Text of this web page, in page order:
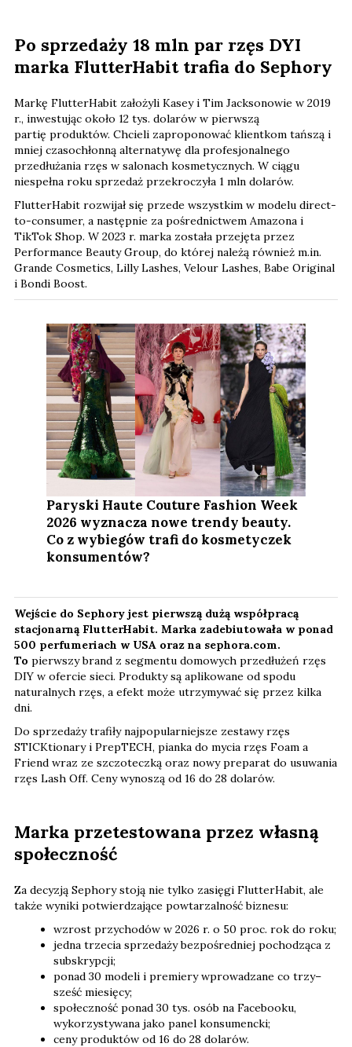
Po sprzedaży 18 mln par rzęs DYI
marka FlutterHabit trafia do Sephory
Markę FlutterHabit założyli Kasey i Tim Jacksonowie w 2019
r., inwestując około 12 tys. dolarów w pierwszą
partię produktów. Chcieli zaproponować klientkom tańszą i
mniej czasochłonną alternatywę dla profesjonalnego
przedłużania rzęs w salonach kosmetycznych. W ciągu
niespełna roku sprzedaż przekroczyła 1 mln dolarów.
FlutterHabit rozwijał się przede wszystkim w modelu direct-
to-consumer, a następnie za pośrednictwem Amazona i
TikTok Shop. W 2023 r. marka została przejęta przez
Performance Beauty Group, do której należą również m.in.
Grande Cosmetics, Lilly Lashes, Velour Lashes, Babe Original
i Bondi Boost.
Paryski Haute Couture Fashion Week
2026 wyznacza nowe trendy beauty.
Co z wybiegów trafi do kosmetyczek
konsumentów?
Wejście do Sephory jest pierwszą dużą współpracą
stacjonarną FlutterHabit. Marka zadebiutowała w ponad
500 perfumeriach w USA oraz na sephora.com.
To pierwszy brand z segmentu domowych przedłużeń rzęs
DIY w ofercie sieci. Produkty są aplikowane od spodu
naturalnych rzęs, a efekt może utrzymywać się przez kilka
dni.
Do sprzedaży trafiły najpopularniejsze zestawy rzęs
STICKtionary i PrepTECH, pianka do mycia rzęs Foam a
Friend wraz ze szczoteczką oraz nowy preparat do usuwania
rzęs Lash Off. Ceny wynoszą od 16 do 28 dolarów.
Marka przetestowana przez własną
społeczność
Za decyzją Sephory stoją nie tylko zasięgi FlutterHabit, ale
także wyniki potwierdzające powtarzalność biznesu:
wzrost przychodów w 2026 r. o 50 proc. rok do roku;
jedna trzecia sprzedaży bezpośredniej pochodząca z
subskrypcji;
ponad 30 modeli i premiery wprowadzane co trzy–
sześć miesięcy;
społeczność ponad 30 tys. osób na Facebooku,
wykorzystywana jako panel konsumencki;
ceny produktów od 16 do 28 dolarów.